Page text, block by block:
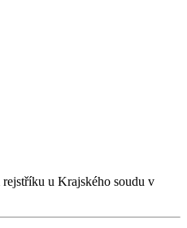
rejstříku u Krajského soudu v